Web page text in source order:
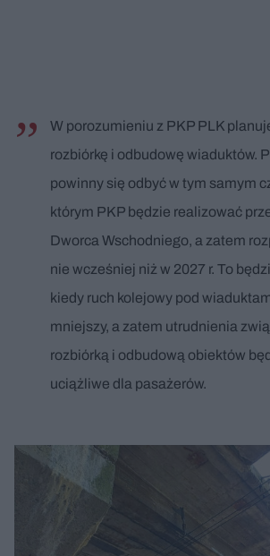
W porozumieniu z PKP PLK
rozbiórkę i odbudowę wiaduktów.
powinny się odbyć w tym samym
którym PKP będzie realizować
Dworca Wschodniego, a zatem
nie wcześniej niż w 2027 r. To
kiedy ruch kolejowy pod
mniejszy, a zatem utrudnienia
rozbiórką i odbudową obiektów
uciążliwe dla pasażerów.